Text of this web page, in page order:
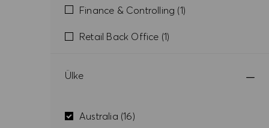
Finance & Controlling (1)Iş
Retail Back Office (1)
Ülke
Ülke Australia (16)Işler